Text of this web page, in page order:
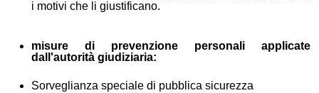
i motivi che li giustificano.
misure di prevenzione personali applicate
dall'autorità giudiziaria:
Sorveglianza speciale di pubblica sicurezza